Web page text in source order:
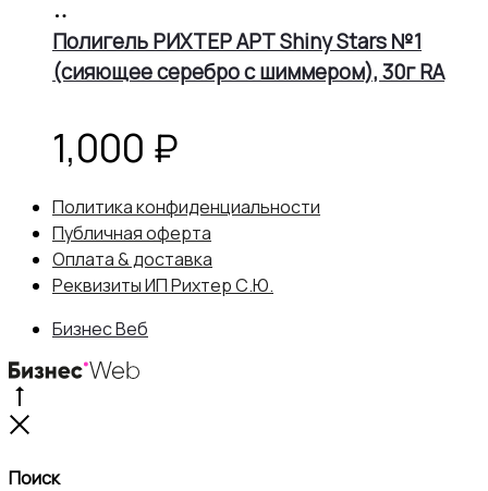
составляла
900 ₽.
810 ₽.
корзину
Полигель РИХТЕР АРТ Shiny Stars №1
(сияющее серебро с шиммером), 30г RA
1,000 ₽
Политика конфиденциальности
Публичная оферта
Оплата & доставка
Реквизиты ИП Рихтер С.Ю.
Бизнес Веб
Поиск